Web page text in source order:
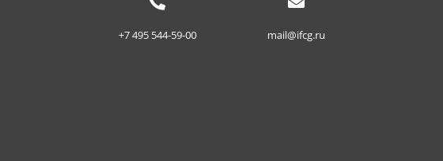
+7 495 544-59-00 mail@ifcg.ru